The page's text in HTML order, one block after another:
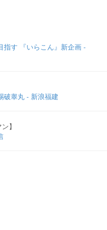
指す 『いらこん』新企画 -
破睾丸 - 新浪福建
】